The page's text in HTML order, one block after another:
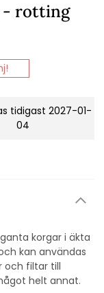
- rotting
tidigast 2027-01-
04
korgar i äkta
kan användas
och filtar till
helt annat.